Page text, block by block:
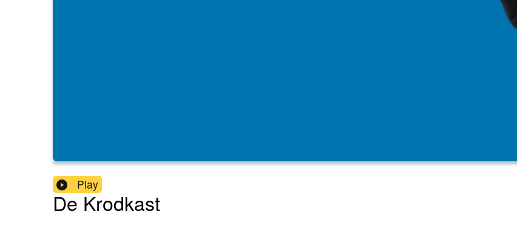
Play
De Krodkast